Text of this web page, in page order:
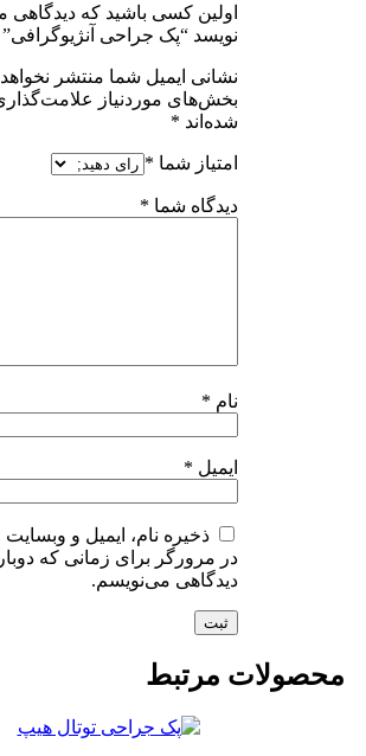
اولین کسی باشید که دیدگاهی می
نویسد “پک جراحی آنژیوگرافی”
نشانی ایمیل شما منتشر نخواهد شد.
بخش‌های موردنیاز علامت‌گذاری
شده‌اند*
امتیاز شما*
دیدگاه شما*
*
ایمیل*
ذخیره نام، ایمیل و وبسایت من
در مرورگر برای زمانی که دوباره
دیدگاهی می‌نویسم.
مرتبط